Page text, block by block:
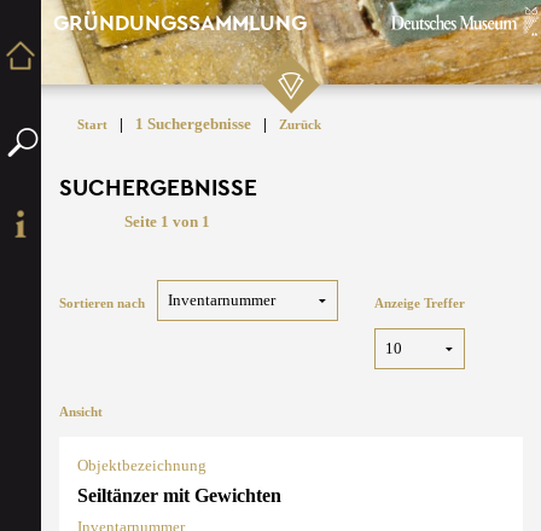
GRÜNDUNGSSAMMLUNG
Start | 1 Suchergebnisse | Zurück
SUCHERGEBNISSE
Seite 1 von 1
Sortieren nach Anzeige Treffer
Ansicht
Objektbezeichnung
Seiltänzer mit Gewichten
Inventarnummer